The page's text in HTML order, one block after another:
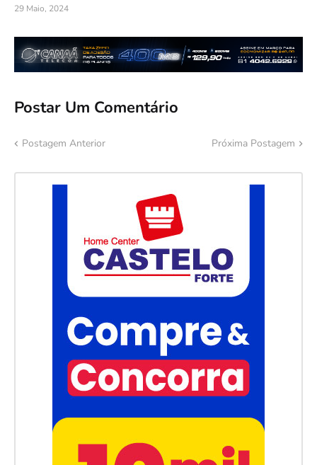
29 Maio, 2024
Postar Um Comentário
Postagem Anterior Próxima Postagem